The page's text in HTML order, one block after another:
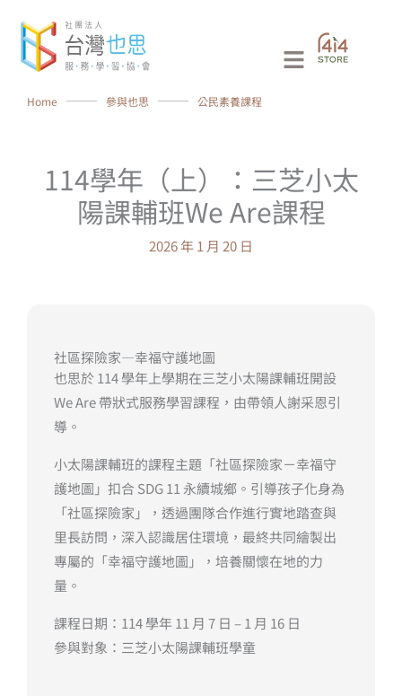
Main
Home ⸻ 參與也思 ⸻ 公民素養課程
114學年（上）：三芝小太
陽課輔班We Are課程
2026 年 1 月 20 日
社區探險家—幸福守護地圖
也思於 114 學年上學期在三芝小太陽課輔班開設
We Are 帶狀式服務學習課程，由帶領人謝采恩引
導。
小太陽課輔班的課程主題「社區探險家－幸福守
護地圖」扣合 SDG 11 永續城鄉。引導孩子化身為
「社區探險家」，透過團隊合作進行實地踏查與
里長訪問，深入認識居住環境，最終共同繪製出
專屬的「幸福守護地圖」，培養關懷在地的力
量。
課程日期：114 學年 11 月 7 日 – 1 月 16 日
參與對象：三芝小太陽課輔班學童